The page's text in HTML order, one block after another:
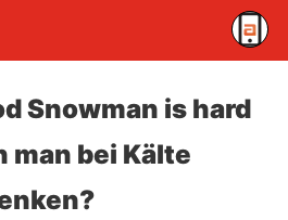
Snowman is hard
man bei Kälte